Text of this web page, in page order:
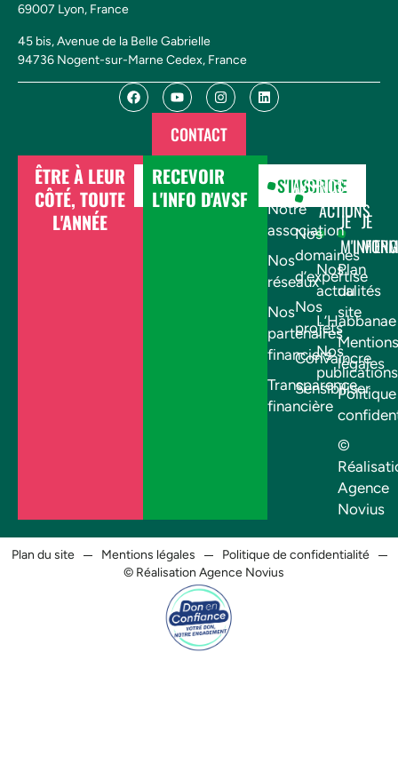
69007 Lyon, France
45 bis, Avenue de la Belle Gabrielle
94736 Nogent-sur-Marne Cedex, France
CONTACT
ÊTRE À LEUR
CÔTÉ, TOUTE
L'ANNÉE
DONNER
RECEVOIR
L'INFO D'AVSF
S'INSCRIRE
AVSF
Notre
association
Nos
réseaux
Nos
partenaires
financiers
Transparence
financière
NOS
ACTIONS
Nos
domaines
d’expertise
Nos
projets
Convaincre
Sensibiliser
JE
Nos
actualités
L’Habbanae
Nos
publications
JE
Plan
du
site
Mentions
légales
©
Agence
Novius
Plan du site Mentions légales
Politique de confidentialité
© Réalisation Agence Novius